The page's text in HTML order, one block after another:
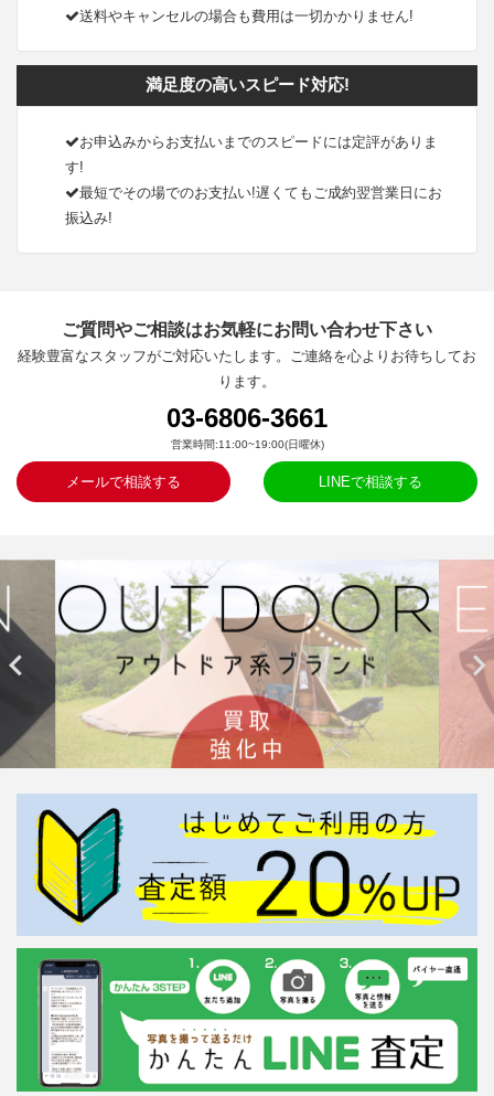
送料やキャンセルの場合も費用は一切かかりません!
満足度の高いスピード対応!
お申込みからお支払いまでのスピードには定評がありま
す!
最短でその場でのお支払い!遅くてもご成約翌営業日にお
振込み!
ご質問やご相談はお気軽にお問い合わせ下さい
経験豊富なスタッフがご対応いたします。ご連絡を心よりお待ちしてお
ります。
03-6806-3661
営業時間:11:00~19:00(日曜休)
メールで相談する LINEで相談する
 